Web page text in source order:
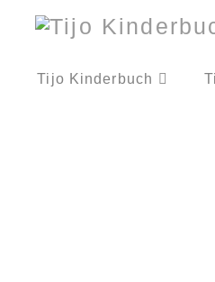
Tijo Kinderbuch